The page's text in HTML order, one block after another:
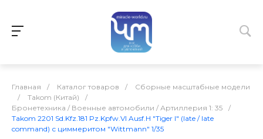
Главная / Каталог товаров /
Сборные масштабные модели
/
Takom (Китай)
/
Бронетехника / Военные автомобили / Артиллерия 1: 35
/
Takom 2201 Sd.Kfz.181 Pz.Kpfw.VI Ausf.H "Tiger I" (late / late
command) с циммеритом "Wittmann" 1/35